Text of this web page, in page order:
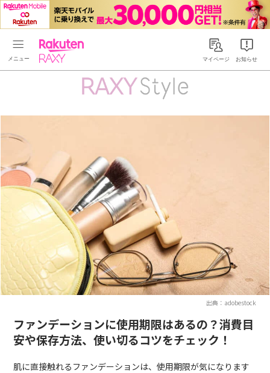
Rakuten RAXYマイページ お知らせ
出典：adobestock
ファンデーションに使用期限はあるの？消費目
安や保存方法、使い切るコツをチェック！
肌に直接触れるファンデーションは、使用期限が気になります